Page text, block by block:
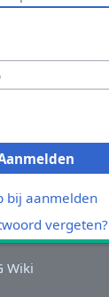
bij aanmelden
vergeten?
Wiki